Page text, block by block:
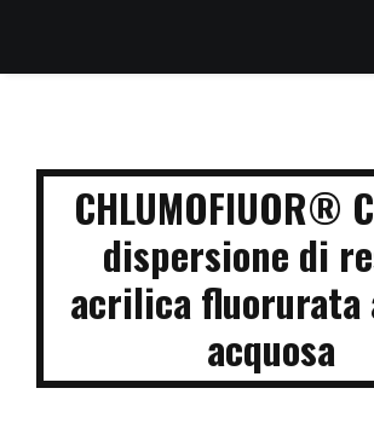
CHLUMOFIUOR®
dispersione di
acrilica fluorurata
acquosa